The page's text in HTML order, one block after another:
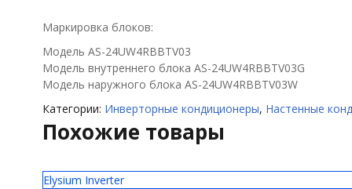
Маркировка блоков:
Модель AS-24UW4RBBTV03
Модель внутреннего блока AS-24UW4RBBTV03G
Модель наружного блока AS-24UW4RBBTV03W
Категории: Инверторные кондиционеры, Настенные
Похожие товары
Elysium Inverter